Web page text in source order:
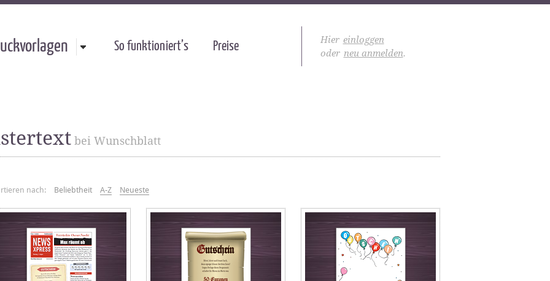
Hier einloggen
oder neu anmelden.
So funktioniert’s Preise
bei Wunschblatt
nach: Beliebtheit A-Z Neueste